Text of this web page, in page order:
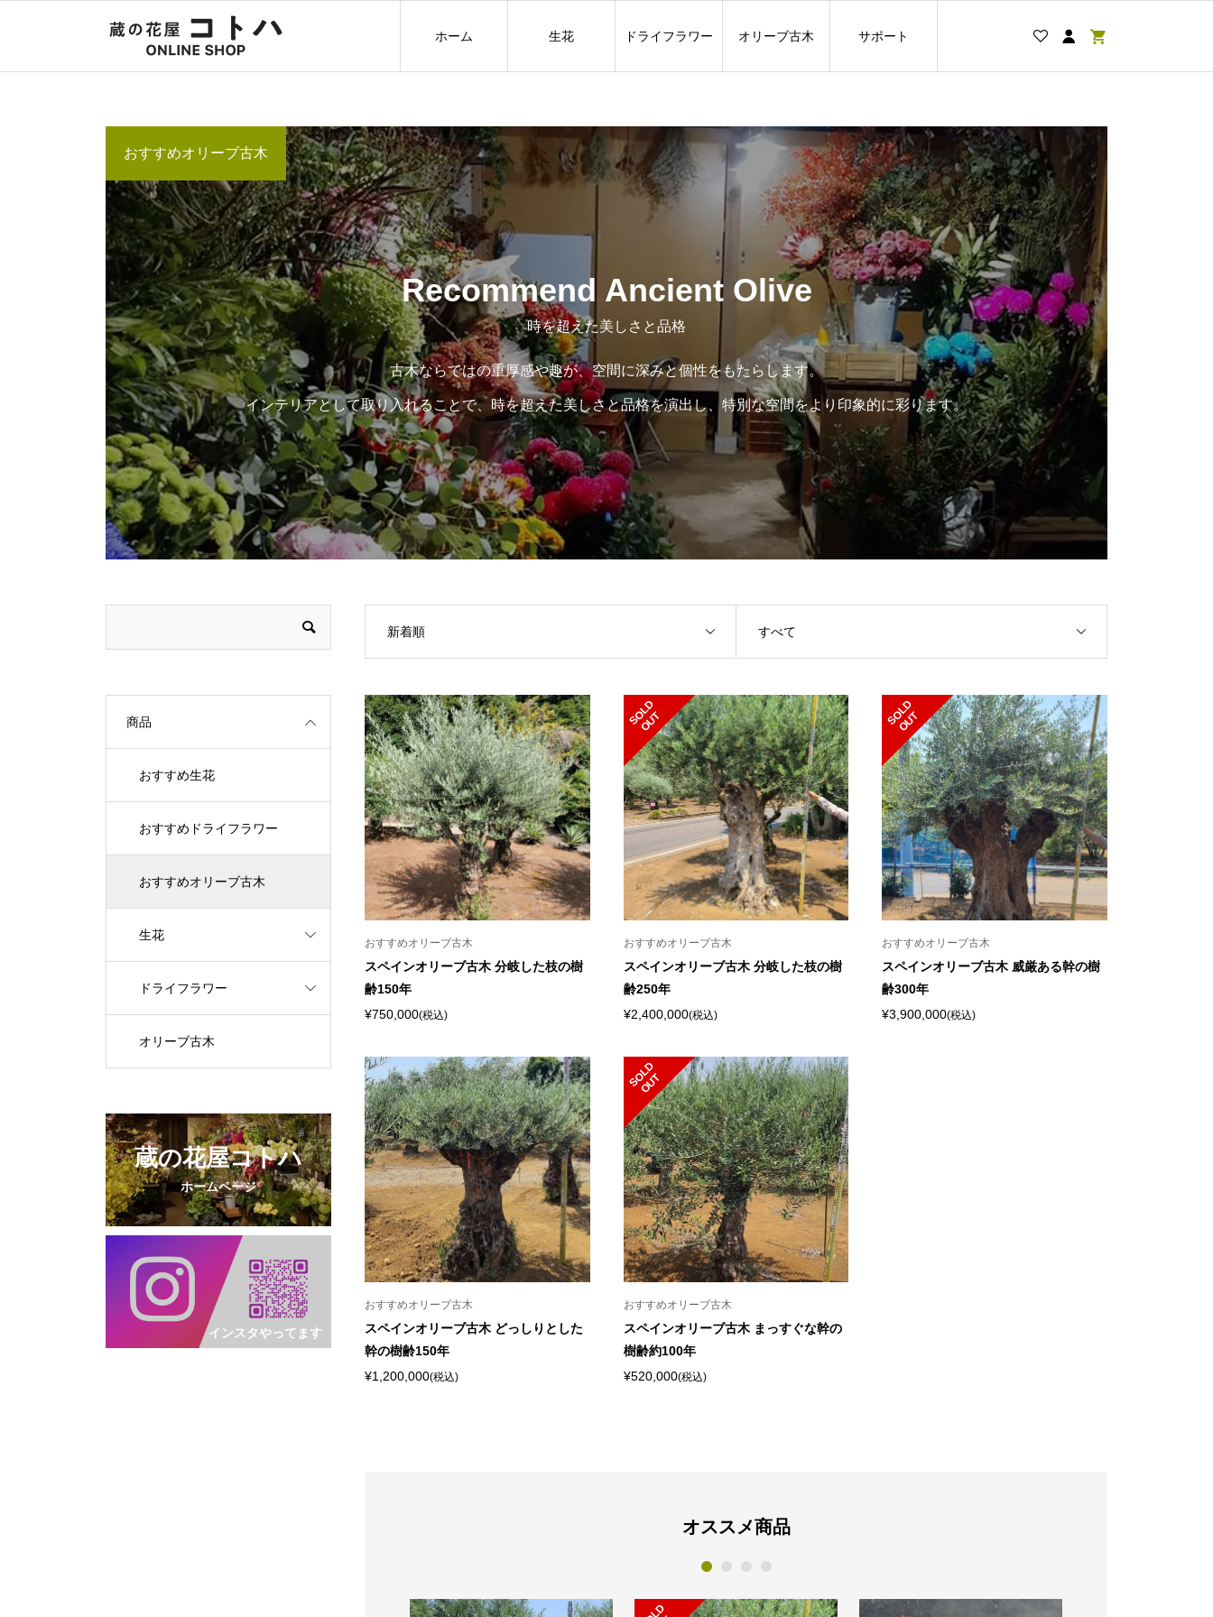
ホーム 生花 ドライフラワー オリーブ古木 サポート
Recommend Ancient Olive
時を超えた美しさと品格
古木ならではの重厚感や趣が、空間に深みと個性をもたらします。
インテリアとして取り入れることで、時を超えた美しさと品格を演出し、特別な空間をより印象的に彩ります。
おすすめオリーブ古木
新着順 すべて
おすすめオリーブ古木
スペインオリーブ古木 分岐した枝の樹
齢150年
¥750,000(税込)
S
O
L
D
O
U
T
おすすめオリーブ古木
スペインオリーブ古木 分岐した枝の樹
齢250年
¥2,400,000(税込)
S
O
L
D
O
U
T
おすすめオリーブ古木
スペインオリーブ古木 威厳ある幹の樹
齢300年
¥3,900,000(税込)
おすすめオリーブ古木
スペインオリーブ古木 どっしりとした
幹の樹齢150年
¥1,200,000(税込)
S
O
L
D
O
U
T
おすすめオリーブ古木
スペインオリーブ古木 まっすぐな幹の
樹齢約100年
¥520,000(税込)
オススメ商品
1 2 3 4
商品
おすすめ生花
おすすめドライフラワー
おすすめオリーブ古木
生花
ドライフラワー
オリーブ古木
蔵の花屋コトハ
ホームページ
インスタやってます